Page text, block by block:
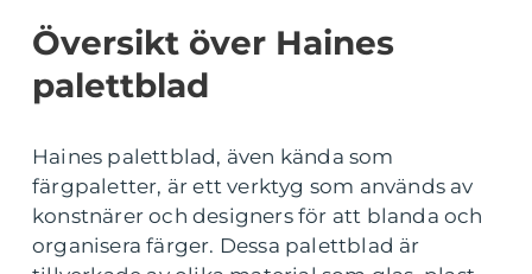
Översikt över Haines
palettblad
Haines palettblad, även kända som
färgpaletter, är ett verktyg som används av
konstnärer och designers för att blanda och
organisera färger. Dessa palettblad är